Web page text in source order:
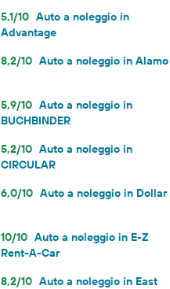
5,1/10 Auto a noleggio in
Advantage
8,2/10 Auto a noleggio in Alamo
5,9/10 Auto a noleggio in
BUCHBINDER
5,2/10 Auto a noleggio in
CIRCULAR
6,0/10 Auto a noleggio in Dollar
10/10 Auto a noleggio in E-Z
Rent-A-Car
8,2/10 Auto a noleggio in East